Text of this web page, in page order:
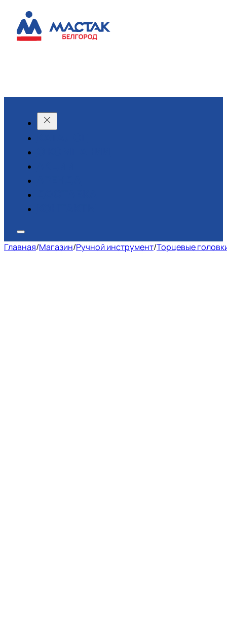
Главная/Магазин/Ручной инструмент/Торцевые